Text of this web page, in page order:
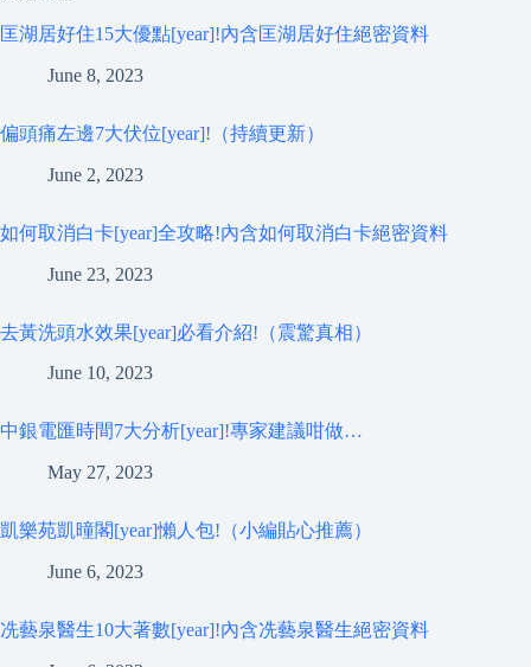
匡湖居好住15大優點[year]!內含匡湖居好住絕密資料
June 8, 2023
偏頭痛左邊7大伏位[year]!（持續更新）
June 2, 2023
如何取消白卡[year]全攻略!內含如何取消白卡絕密資料
June 23, 2023
去黃洗頭水效果[year]必看介紹!（震驚真相）
June 10, 2023
中銀電匯時間7大分析[year]!專家建議咁做…
May 27, 2023
凱樂苑凱曈閣[year]懶人包!（小編貼心推薦）
June 6, 2023
冼藝泉醫生10大著數[year]!內含冼藝泉醫生絕密資料